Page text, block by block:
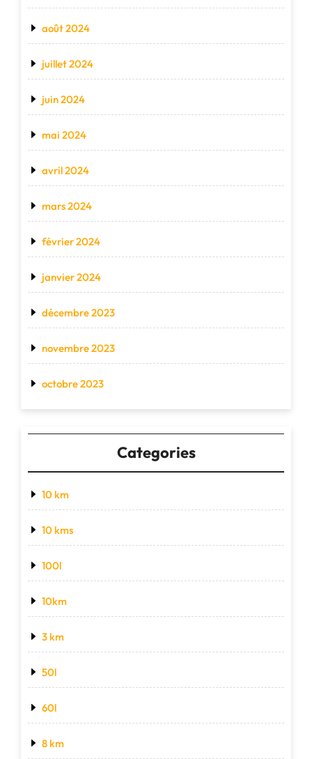
août 2024
juillet 2024
juin 2024
mai 2024
avril 2024
mars 2024
février 2024
janvier 2024
décembre 2023
novembre 2023
octobre 2023
Categories
10 km
10 kms
100l
10km
3 km
50l
60l
8 km